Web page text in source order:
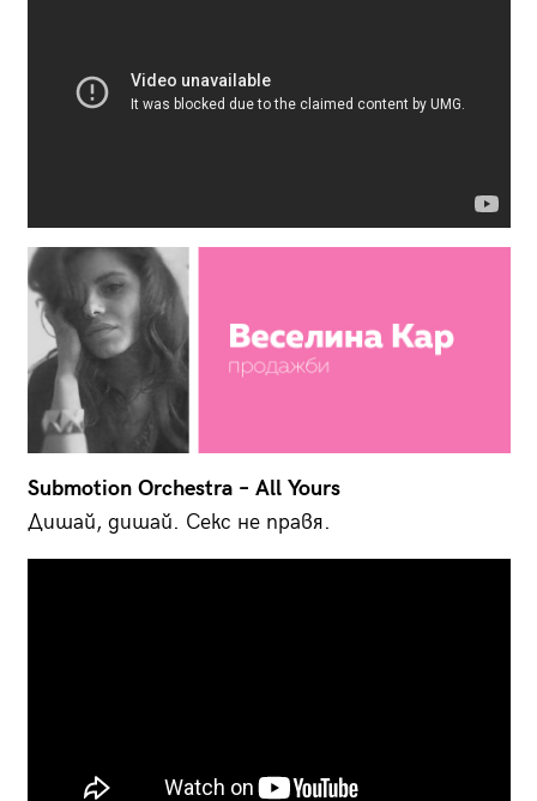
Submotion Orchestra – All Yours
Дишай, дишай. Секс не правя.